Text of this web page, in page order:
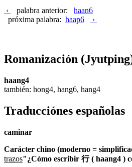
‹ palabra anterior: haan6
próxima palabra: haap6 ›
Romanización
haang4
también: hong4, hang6, hang4
Traducciónes españolas
caminar
Carácter chino (moderno =
trazos"¿Cómo escribir 行 ( haang4 )